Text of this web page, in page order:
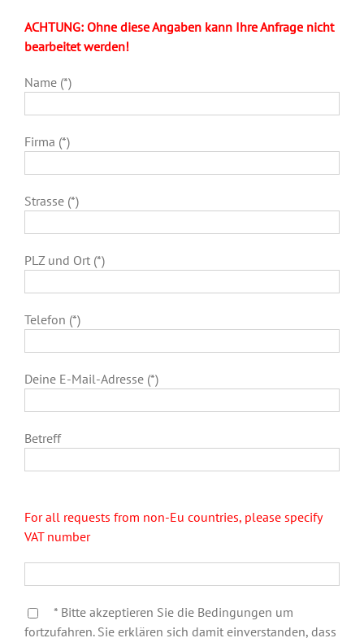
ACHTUNG: Ohne diese Angaben kann Ihre Anfrage nicht
bearbeitet werden!
Name (*)
Firma (*)
Strasse (*)
PLZ und Ort (*)
Telefon (*)
Deine E-Mail-Adresse (*)
Betreff
For all requests from non-Eu countries, please specify
VAT number
* Bitte akzeptieren Sie die Bedingungen um
fortzufahren. Sie erklären sich damit einverstanden, dass